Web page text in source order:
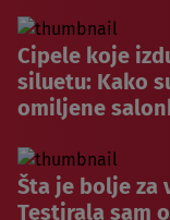
Cipele koje
siluetu: Kako
omiljene
Šta je bolje za
Testirala sam